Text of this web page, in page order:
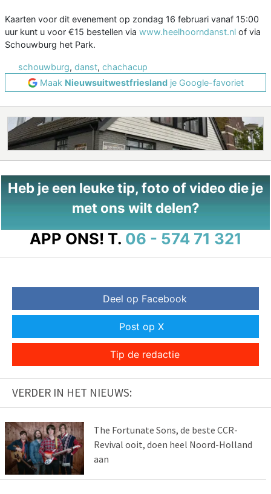
Kaarten voor dit evenement op zondag 16 februari vanaf 15:00
uur kunt u voor €15 bestellen via www.heelhoorndanst.nl of via
Schouwburg het Park.
schouwburg, danst, chachacup
Maak Nieuwsuitwestfrieslandje Google-favoriet
Heb je een leuke tip, foto of video die je
met ons wilt delen?
APP ONS! T. 06 - 574 71 321
Deel op Facebook
Post op X
Tip de redactie
VERDER IN HET NIEUWS:
The Fortunate Sons, de beste CCR-
Revival ooit, doen heel Noord-Holland
aan